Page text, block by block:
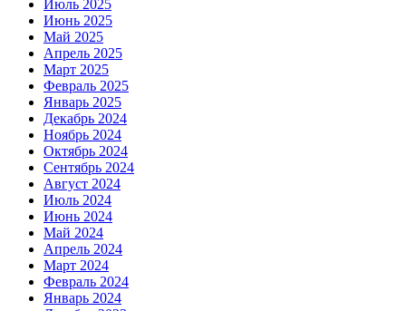
Июль 2025
Июнь 2025
Май 2025
Апрель 2025
Март 2025
Февраль 2025
Январь 2025
Декабрь 2024
Ноябрь 2024
Октябрь 2024
Сентябрь 2024
Август 2024
Июль 2024
Июнь 2024
Май 2024
Апрель 2024
Март 2024
Февраль 2024
Январь 2024